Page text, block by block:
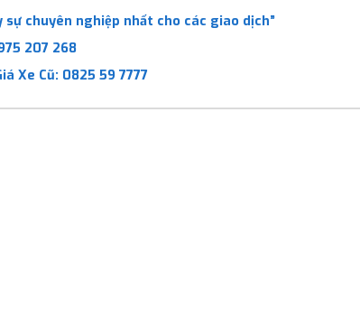
sự chuyên nghiệp nhất cho các giao dịch”
207 268
Xe Cũ: 0825 59 7777